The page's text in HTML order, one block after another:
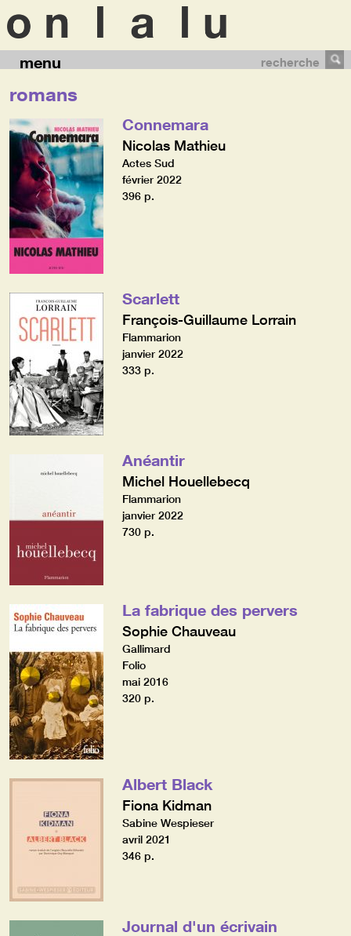
menu recherche
romans
Connemara
Nicolas Mathieu
Actes Sud
février 2022
396 p.
Scarlett
François-Guillaume Lorrain
Flammarion
janvier 2022
333 p.
Anéantir
Michel Houellebecq
Flammarion
janvier 2022
730 p.
La fabrique des pervers
Sophie Chauveau
Gallimard
Folio
mai 2016
320 p.
Albert Black
Fiona Kidman
Sabine Wespieser
avril 2021
346 p.
Journal d'un écrivain